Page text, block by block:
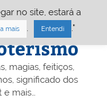
magias, feitiços,
significado dos
e mais…
no site, estará a
mais Entendi ."